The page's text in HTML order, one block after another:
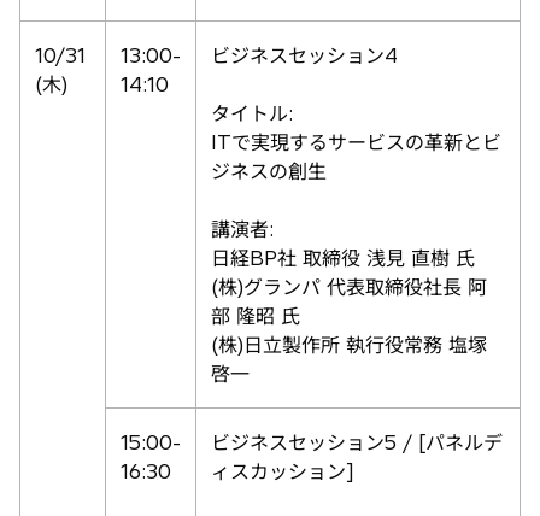
10/31
(木)
13:00-
14:10
ビジネスセッション4
タイトル:
ITで実現するサービスの革新とビ
ジネスの創生
講演者:
日経BP社 取締役 浅見 直樹 氏
(株)グランパ 代表取締役社長 阿
部 隆昭 氏
(株)日立製作所 執行役常務 塩塚
啓一
15:00-
16:30
ビジネスセッション5 / [パネルデ
ィスカッション]